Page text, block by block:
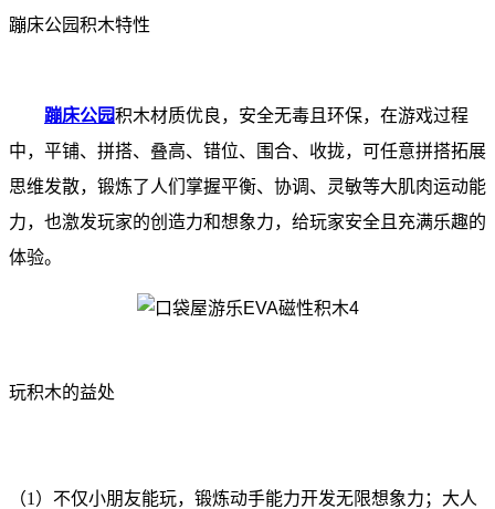
蹦床公园积木特性
蹦床公园积木材质优良，安全无毒且环保，在游戏过程
中，平铺、拼搭、叠高、错位、围合、收拢，可任意拼搭拓展
思维发散，锻炼了人们掌握平衡、协调、灵敏等大肌肉运动能
力，也激发玩家的创造力和想象力，给玩家安全且充满乐趣的
体验。
玩积木的益处
（1）不仅小朋友能玩，锻炼动手能力开发无限想象力；大人